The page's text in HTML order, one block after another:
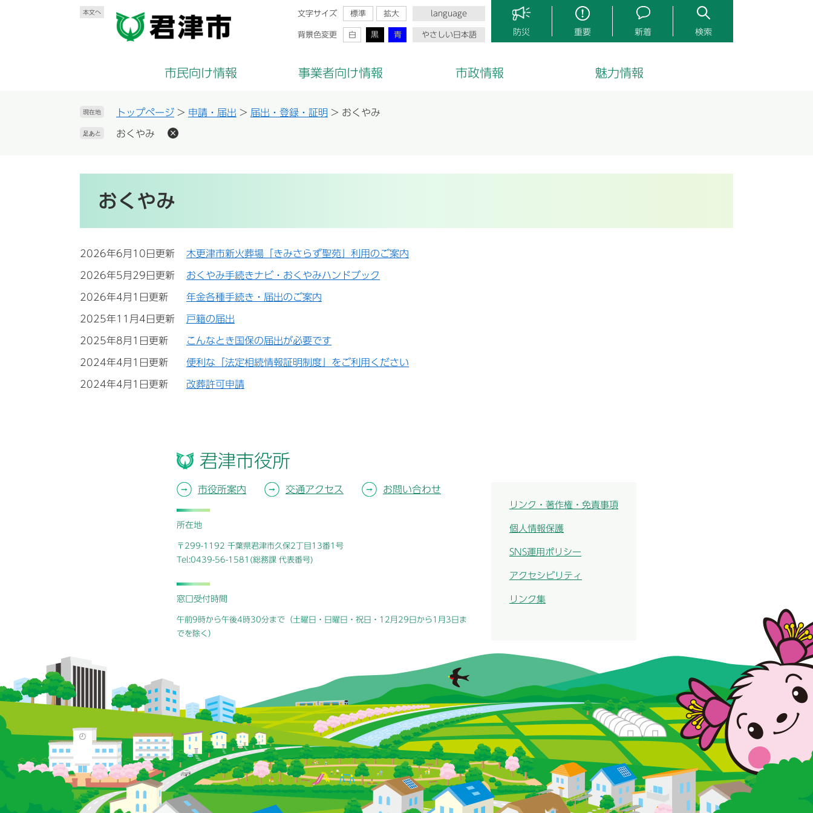
本文へ 文字サイズ 標準 拡大
背景色変更 白 黒 青
language
やさしい日本語 防災 重要 新着 検索
市民向け情報 事業者向け情報 市政情報 魅力情報
現在地 トップページ > 申請・届出 > 届出・登録・証明 > おくやみ
足あと おくやみ
おくやみ
2026年6月10日更新 木更津市新火葬場「きみさらず聖苑」利用のご案内
2026年5月29日更新 おくやみ手続きナビ・おくやみハンドブック
2026年4月1日更新 年金各種手続き・届出のご案内
2025年11月4日更新 戸籍の届出
2025年8月1日更新 こんなとき国保の届出が必要です
2024年4月1日更新 便利な「法定相続情報証明制度」をご利用ください
2024年4月1日更新 改葬許可申請
君津市役所
市役所案内 交通アクセス お問い合わせ
所在地
〒299-1192 千葉県君津市久保2丁目13番1号
Tel:0439-56-1581(総務課 代表番号)
窓口受付時間
午前9時から午後4時30分まで（土曜日・日曜日・祝日・12月29日から1月3日ま
でを除く）
リンク・著作権・免責事項
個人情報保護
SNS運用ポリシー
アクセシビリティ
リンク集